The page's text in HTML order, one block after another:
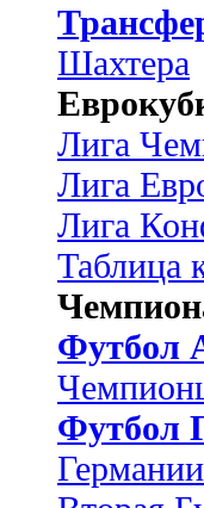
Шахтера
Лига
Лига
Лига
Таблица
Футбол
Футбол
Германии